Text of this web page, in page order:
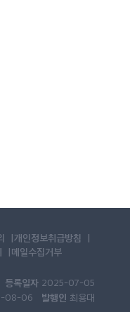
면함으로써 가능하다고
나’는 1937년 파시스트
개인정보취급방침
메일수집거부
등록일자 2025-07-05
08-06 발행인 최용대